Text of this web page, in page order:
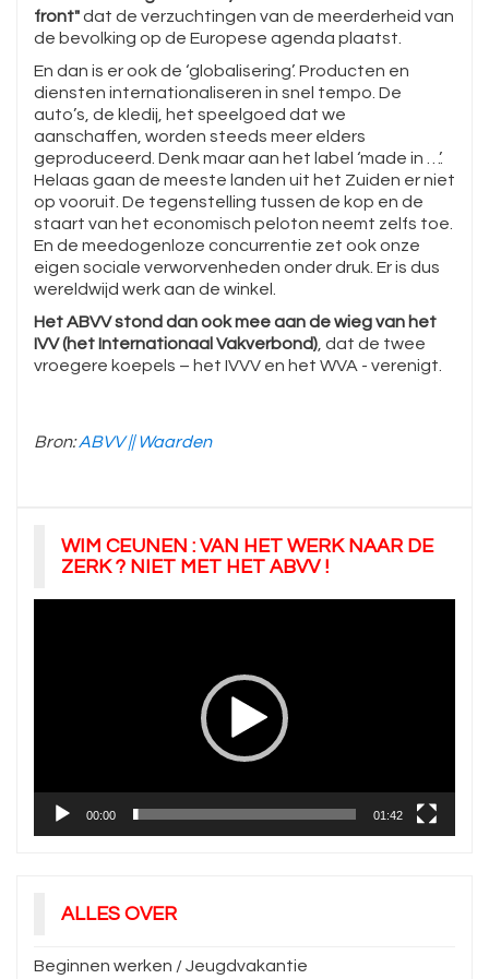
front"dat de verzuchtingen van de meerderheid van
de bevolking op de Europese agenda plaatst.
En dan is er ook de ‘globalisering’. Producten en
diensten internationaliseren in snel tempo. De
auto’s, de kledij, het speelgoed dat we
aanschaffen, worden steeds meer elders
geproduceerd. Denk maar aan het label ‘made in …’.
Helaas gaan de meeste landen uit het Zuiden er niet
op vooruit. De tegenstelling tussen de kop en de
staart van het economisch peloton neemt zelfs toe.
En de meedogenloze concurrentie zet ook onze
eigen sociale verworvenheden onder druk. Er is dus
wereldwijd werk aan de winkel.
Het ABVV stond dan ook mee aan de wieg van het
IVV (het Internationaal Vakverbond) , dat de twee
vroegere koepels – het IVVV en het WVA - verenigt.
Bron:ABVV || Waarden
WIM CEUNEN : VAN HET WERK NAAR DE
ZERK ? NIET MET HET ABVV !
00:00 01:42
ALLES OVER
Beginnen werken / Jeugdvakantie